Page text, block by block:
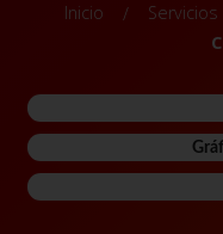
Inicio Servicios